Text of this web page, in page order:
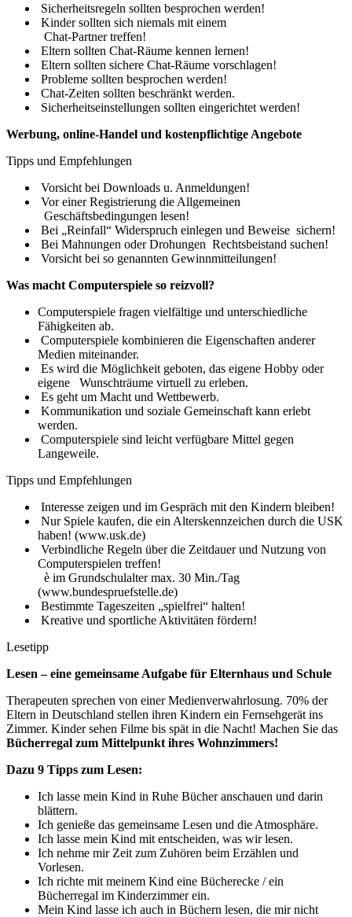
Sicherheitsregeln sollten besprochen werden!
Kinder sollten sich niemals mit einem
Chat-Partner treffen!
Eltern sollten Chat-Räume kennen lernen!
Eltern sollten sichere Chat-Räume vorschlagen!
Probleme sollten besprochen werden!
Chat-Zeiten sollten beschränkt werden.
Sicherheitseinstellungen sollten eingerichtet werden!
Werbung, online-Handel und kostenpflichtige Angebote
Tipps und Empfehlungen
Vorsicht bei Downloads u. Anmeldungen!
Vor einer Registrierung die Allgemeinen
Geschäftsbedingungen lesen!
Bei „Reinfall“ Widerspruch einlegen und Beweise sichern!
Bei Mahnungen oder Drohungen Rechtsbeistand suchen!
Vorsicht bei so genannten Gewinnmitteilungen!
Was macht Computerspiele so reizvoll?
Computerspiele fragen vielfältige und unterschiedliche
Fähigkeiten ab.
Computerspiele kombinieren die Eigenschaften anderer
Medien miteinander.
Es wird die Möglichkeit geboten, das eigene Hobby oder
eigene Wunschträume virtuell zu erleben.
Es geht um Macht und Wettbewerb.
Kommunikation und soziale Gemeinschaft kann erlebt
werden.
Computerspiele sind leicht verfügbare Mittel gegen
Langeweile.
Tipps und Empfehlungen
Interesse zeigen und im Gespräch mit den Kindern bleiben!
Nur Spiele kaufen, die ein Alterskennzeichen durch die USK
haben! (www.usk.de)
Verbindliche Regeln über die Zeitdauer und Nutzung von
Computerspielen treffen!
è im Grundschulalter max. 30 Min./Tag
(www.bundespruefstelle.de)
Bestimmte Tageszeiten „spielfrei“ halten!
Kreative und sportliche Aktivitäten fördern!
Lesetipp
Lesen – eine gemeinsame Aufgabe für Elternhaus und Schule
Therapeuten sprechen von einer Medienverwahrlosung. 70% der
Eltern in Deutschland stellen ihren Kindern ein Fernsehgerät ins
Zimmer. Kinder sehen Filme bis spät in die Nacht! Machen Sie das
Bücherregal zum Mittelpunkt ihres Wohnzimmers!
Dazu 9 Tipps zum Lesen:
Ich lasse mein Kind in Ruhe Bücher anschauen und darin
blättern.
Ich genieße das gemeinsame Lesen und die Atmosphäre.
Ich lasse mein Kind mit entscheiden, was wir lesen.
Ich nehme mir Zeit zum Zuhören beim Erzählen und
Vorlesen.
Ich richte mit meinem Kind eine Bücherecke / ein
Bücherregal im Kinderzimmer ein.
Mein Kind lasse ich auch in Büchern lesen, die mir nicht